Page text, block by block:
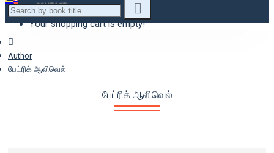
CONTACT
Your shopping cart is empty!
Author
பேட்ரிக் ஆலிவெல்
பேட்ரிக் ஆலிவெல்